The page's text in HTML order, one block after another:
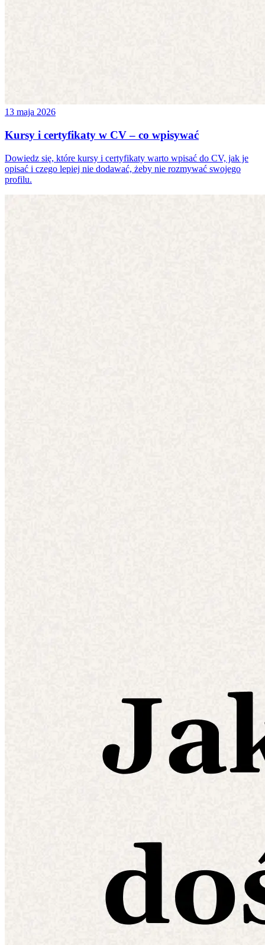
13 maja 2026
Kursy i certyfikaty w CV – co wpisywać
Dowiedz się, które kursy i certyfikaty warto wpisać do CV, jak je
opisać i czego lepiej nie dodawać, żeby nie rozmywać swojego
profilu.